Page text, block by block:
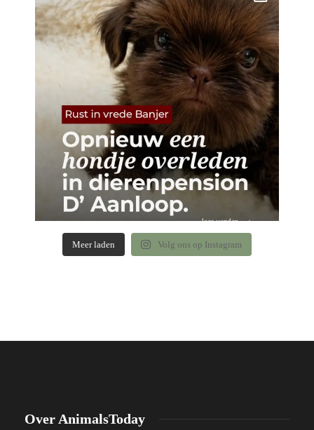
Meer laden Volg ons op Instagram
Over AnimalsToday